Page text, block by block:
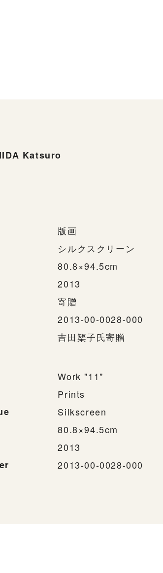
Katsuro
版画
シルクスクリーン
80.8×94.5cm
2013
寄贈
2013-00-0028-000
吉田榘子氏寄贈
Work "11"
Prints
Silkscreen
80.8×94.5cm
2013
2013-00-0028-000